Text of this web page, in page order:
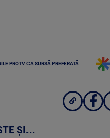
PROTV CA SURSĂ PREFERATĂ
ȘI...